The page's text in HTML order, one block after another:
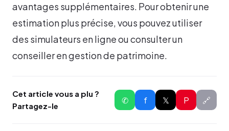
avantages supplémentaires. Pour obtenir une
estimation plus précise, vous pouvez utiliser
des simulateurs en ligne ou consulter un
conseiller en gestion de patrimoine.
Cet article vous a plu ?
Partagez-le
✆ f 𝕏 P 🔗